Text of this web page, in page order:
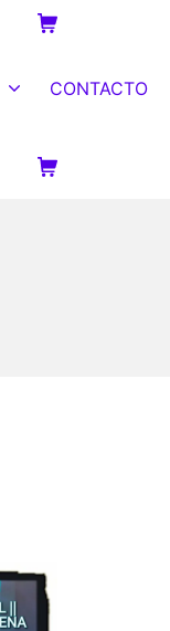
Carrito de la
CONTACTO
Carrito de la